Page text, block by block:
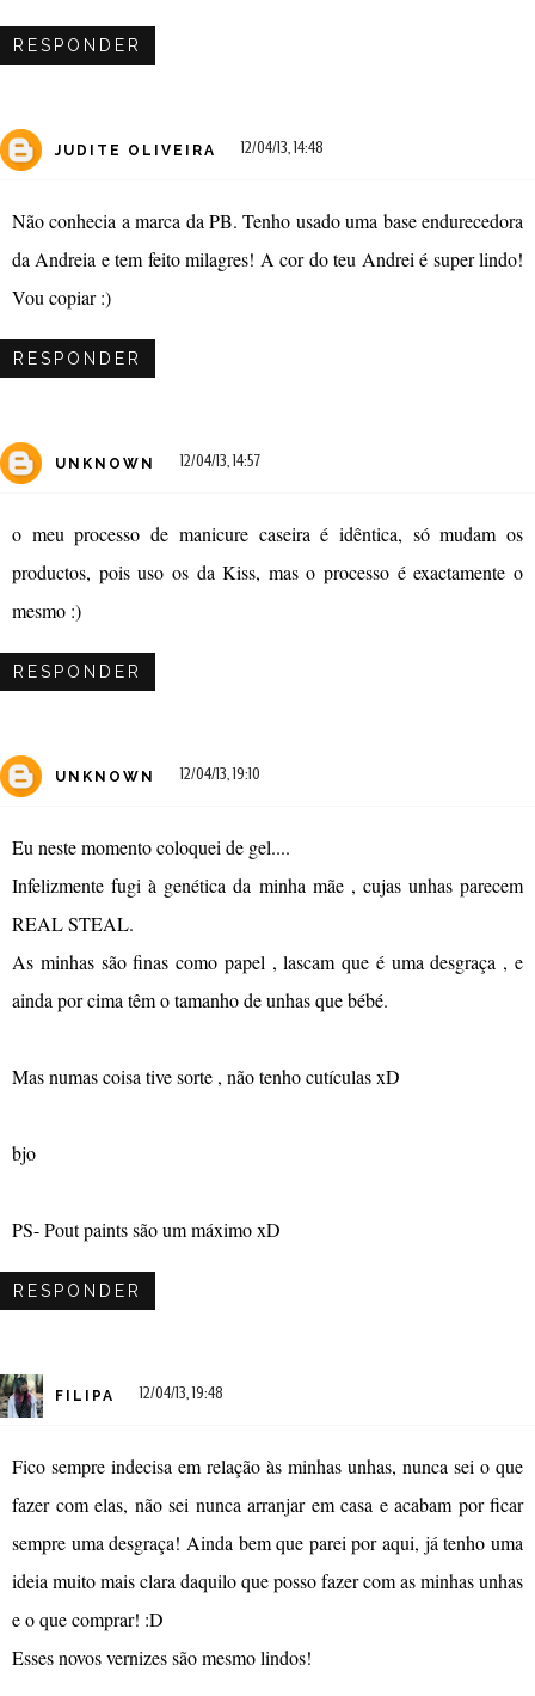
RESPONDER
JUDITE OLIVEIRA 12/04/13, 14:48
Não conhecia a marca da PB. Tenho usado uma base endurecedora
da Andreia e tem feito milagres! A cor do teu Andrei é super lindo!
Vou copiar :)
RESPONDER
UNKNOWN 12/04/13, 14:57
o meu processo de manicure caseira é idêntica, só mudam os
productos, pois uso os da Kiss, mas o processo é exactamente o
mesmo :)
RESPONDER
UNKNOWN 12/04/13, 19:10
Eu neste momento coloquei de gel....
Infelizmente fugi à genética da minha mãe , cujas unhas parecem
REAL STEAL.
As minhas são finas como papel , lascam que é uma desgraça , e
ainda por cima têm o tamanho de unhas que bébé.
Mas numas coisa tive sorte , não tenho cutículas xD
bjo
PS- Pout paints são um máximo xD
RESPONDER
FILIPA 12/04/13, 19:48
Fico sempre indecisa em relação às minhas unhas, nunca sei o que
fazer com elas, não sei nunca arranjar em casa e acabam por ficar
sempre uma desgraça! Ainda bem que parei por aqui, já tenho uma
ideia muito mais clara daquilo que posso fazer com as minhas unhas
e o que comprar! :D
Esses novos vernizes são mesmo lindos!